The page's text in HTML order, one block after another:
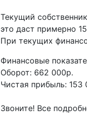
Текущий
это даст примерно
При текущих
Финансовые
Оборот: 662 000р.
Чистая прибыль: 153
Звоните! Все